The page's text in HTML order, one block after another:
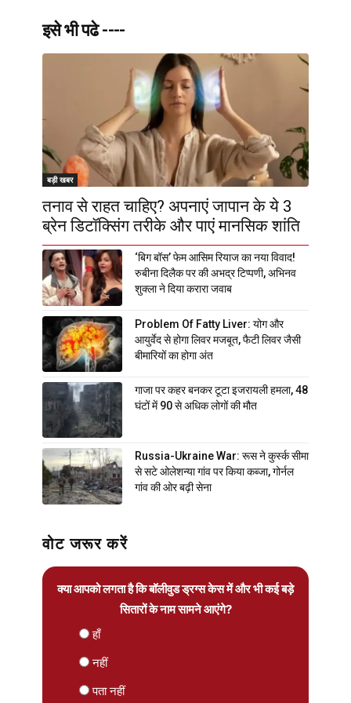
इसे भी पढे ----
बड़ी खबर
तनाव से राहत चाहिए? अपनाएं जापान के ये 3
ब्रेन डिटॉक्सिंग तरीके और पाएं मानसिक शांति
‘बिग बॉस’ फेम आसिम रियाज का नया विवाद!
रुबीना दिलैक पर की अभद्र टिप्पणी, अभिनव
शुक्ला ने दिया करारा जवाब
Problem Of Fatty Liver: योग और
आयुर्वेद से होगा लिवर मजबूत, फैटी लिवर जैसी
बीमारियों का होगा अंत
गाजा पर कहर बनकर टूटा इजरायली हमला, 48
घंटों में 90 से अधिक लोगों की मौत
Russia-Ukraine War: रूस ने कुर्स्क सीमा
से सटे ओलेशन्या गांव पर किया कब्जा, गोर्नल
गांव की ओर बढ़ी सेना
वोट जरूर करें
क्या आपको लगता है कि बॉलीवुड ड्रग्स केस में और भी कई बड़े
सितारों के नाम सामने आएंगे?
हाँ
नहीं
पता नहीं